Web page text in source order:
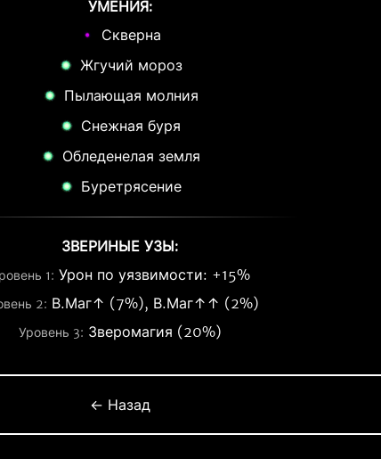
УМЕНИЯ:
Скверна
Жгучий мороз
Пылающая молния
Снежная буря
Обледенелая земля
Буретрясение
ЗВЕРИНЫЕ УЗЫ:
1: Урон по уязвимости: +15%
2: В.Маг↑ (7%), В.Маг↑↑ (2%)
Уровень 3: Зверомагия (20%)
← Назад